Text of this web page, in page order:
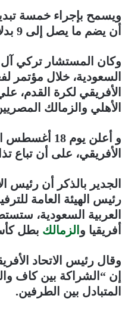
ويسمح بإجراء خمسة
أن يضم ما يصل إلى 9 بدلاء و9 أعضاء جهاز فني وإداري وطبي على مقاعد البدلاء
وكان المستشار تركي آل
السعودية، خلال مؤتمر
الأهلي والزمالك
و أعلن يوم
الأفريقي، على أن تباع تذاكر
الجدير بالذكر أن رئيس
رئيس الهيئة العامة
العربية السعودية،
أفريقيا و الزمالك بطل
وقال رئيس الاتحاد
إن “الشراكة بين كاف
المتبادل بين الطرفين.